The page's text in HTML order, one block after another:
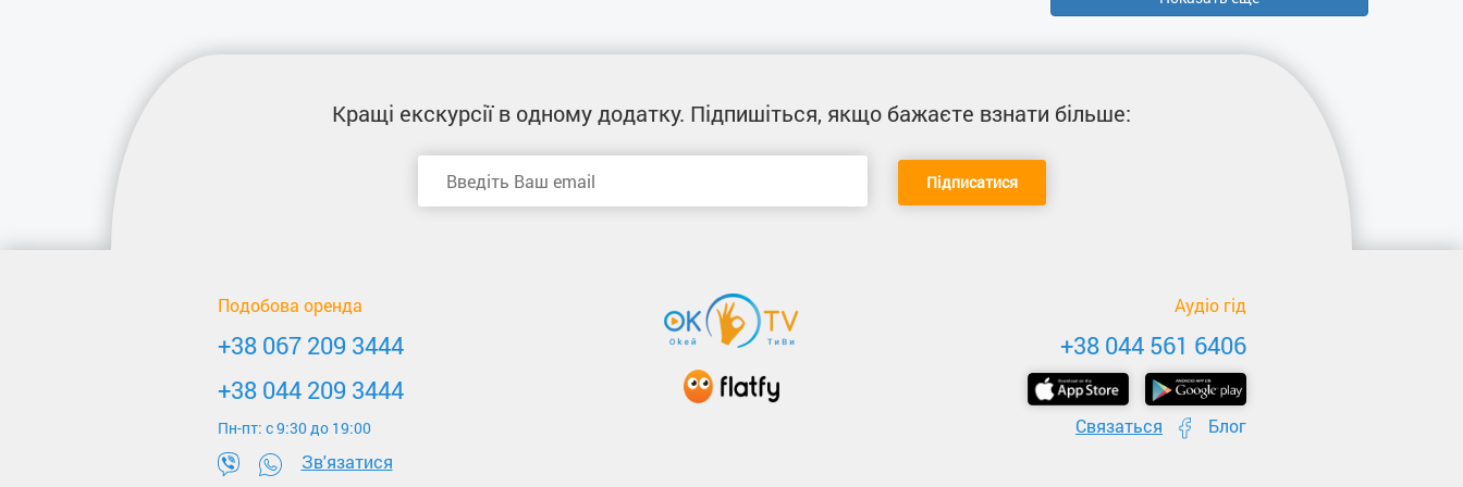
Кращі екскурсіїв одному додатку. Підпишіться, якщо бажаєте взнати більше:
Підписатися
Подобова оренда
+38 067 209 3444
+38 044 209 3444
Пн-пт: c 9:30 до 19:00
Зв'язатися
Аудіо гід
+38 044 561 6406
Связаться Блог